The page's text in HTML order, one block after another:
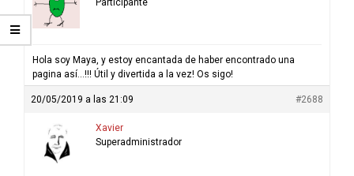
Participante
Hola soy Maya, y estoy encantada de haber encontrado una
pagina así…!!! Útil y divertida a la vez! Os sigo!
20/05/2019 a las 21:09 #2688
Xavier
Superadministrador